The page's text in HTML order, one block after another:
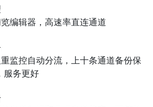
编辑器，高速率直连通道
监控自动分流，上十条通道备份保
服务更好